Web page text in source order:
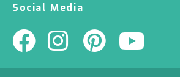
Social Media